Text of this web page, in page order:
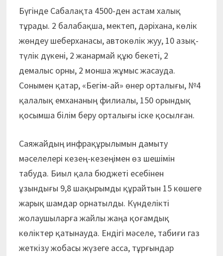
Бүгінде Сабалақта 4500-ден астам халық
тұрады. 2 балабақша, мектеп, дәріхана, көлік
жөндеу шеберханасы, автокөлік жуу, 10 азық-
түлік дүкені, 2 жанармай құю бекеті, 2
демалыс орны, 2 монша жұмыс жасауда.
Сонымен қатар, «Бегім-ай» өнер орталығы, №4
қалалық емхананың филиалы, 150 орындық
қосымша білім беру орталығы іске қосылған.
Саяжайдың инфрақұрылымын дамыту
мәселелері кезең-кезеңімен өз шешімін
табуда. Биыл қала бюджеті есебінен
ұзындығы 9,8 шақырымды құрайтын 15 көшеге
жарық шамдар орнатылды. Күнделікті
жолаушыларға жайлы жаңа қоғамдық
көліктер қатынауда. Ендігі мәселе, табиғи газ
жеткізу жобасы жүзеге асса, тұрғындар